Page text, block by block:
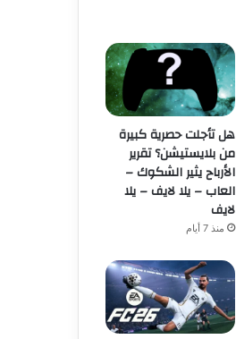
هل تأجلت حصرية كبيرة
من بلايستيشن؟ تقرير
الأرباح يثير الشكوك –
العاب – يلا لايف – يلا
لايف
منذ 7 أيام